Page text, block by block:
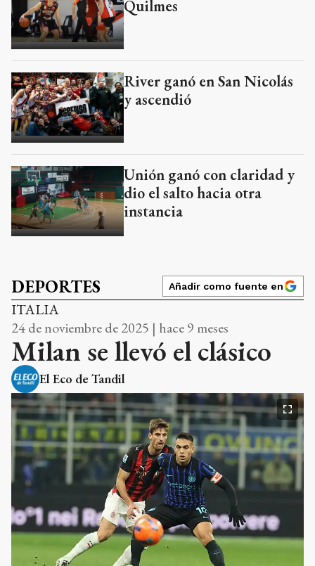
Quilmes
River ganó en San Nicolás
y ascendió
Unión ganó con claridad y
dio el salto hacia otra
instancia
DEPORTES Añadir como fuente en
ITALIA
24 de noviembre de 2025 | hace 9 meses
Milan se llevó el clásico
El Eco de Tandil